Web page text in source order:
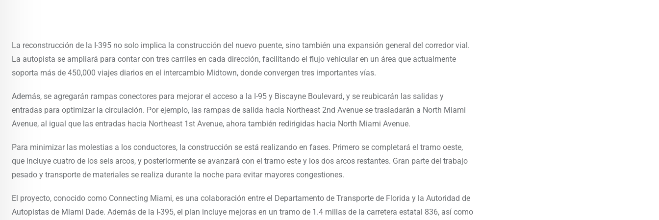
La reconstrucción de la I-395 no solo implica la construcción del nuevo puente, sino también una expansión general del corredor vial.
La autopista se ampliará para contar con tres carriles en cada dirección, facilitando el flujo vehicular en un área que actualmente
soporta más de 450,000 viajes diarios en el intercambio Midtown, donde convergen tres importantes vías.
Además, se agregarán rampas conectores para mejorar el acceso a la I-95 y Biscayne Boulevard, y se reubicarán las salidas y
entradas para optimizar la circulación. Por ejemplo, las rampas de salida hacia Northeast 2nd Avenue se trasladarán a North Miami
Avenue, al igual que las entradas hacia Northeast 1st Avenue, ahora también redirigidas hacia North Miami Avenue.
Para minimizar las molestias a los conductores, la construcción se está realizando en fases. Primero se completará el tramo oeste,
que incluye cuatro de los seis arcos, y posteriormente se avanzará con el tramo este y los dos arcos restantes. Gran parte del trabajo
pesado y transporte de materiales se realiza durante la noche para evitar mayores congestiones.
El proyecto, conocido como Connecting Miami, es una colaboración entre el Departamento de Transporte de Florida y la Autoridad de
Autopistas de Miami Dade. Además de la I-395, el plan incluye mejoras en un tramo de 1.4 millas de la carretera estatal 836, así como